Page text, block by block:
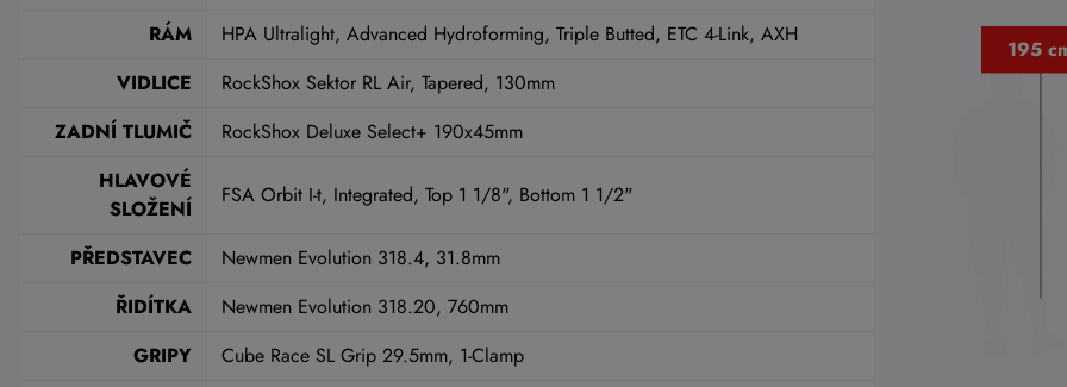
RÁM
HPA Ultralight, Advanced Hydroforming, Triple Butted, ETC 4-Link, AXH
VIDLICE
RockShox Sektor RL Air, Tapered, 130mm
ZADNÍ TLUMIČ
RockShox Deluxe Select+ 190x45mm
HLAVOVÉ
SLOŽENÍ
FSA Orbit I-t, Integrated, Top 1 1/8", Bottom 1 1/2"
PŘEDSTAVEC
Newmen Evolution 318.4, 31.8mm
ŘIDÍTKA
Newmen Evolution 318.20, 760mm
GRIPY
Cube Race SL Grip 29.5mm, 1-Clamp